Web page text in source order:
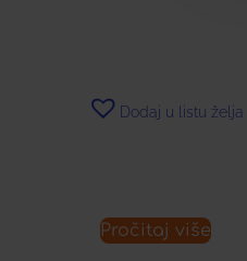
Dodaj u listu želja
Pročitaj više